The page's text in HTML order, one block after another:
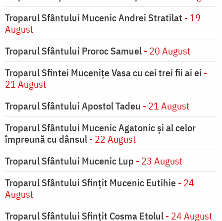
Troparul Sfântului Mucenic Andrei Stratilat - 19
August
Troparul Sfântului Proroc Samuel- 20 August
Troparul Sfintei Muceniţe Vasa cu cei trei fii ai ei -
21 August
Troparul Sfântului Apostol Tadeu - 21 August
Troparul Sfântului Mucenic Agatonic şi al celor
împreună cu dânsul- 22 August
Troparul Sfântului Mucenic Lup - 23 August
Troparul Sfântului Sfinţit Mucenic Eutihie- 24
August
Troparul Sfântului Sfinţit Cosma Etolul- 24 August